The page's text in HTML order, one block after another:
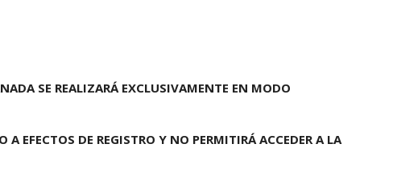
SE REALIZARÁ EXCLUSIVAMENTE EN MODO
A EFECTOS DE REGISTRO Y NO PERMITIRÁ ACCEDER A LA